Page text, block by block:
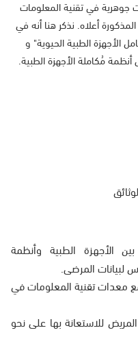
جوهرية في تقنية المعلومات
أعلاه. نذكر هنا أنه في
الأجهزة الطبية الحيوية" و
أنظمة مُكاملة الأجهزة الطبية.
الأجهزة الطبية وأنظمة
لبيانات المرضى.
معدات تقنية المعلومات في
للاستعانة بها على نحو